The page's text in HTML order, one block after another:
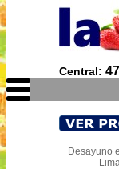
Central:
Desayuno